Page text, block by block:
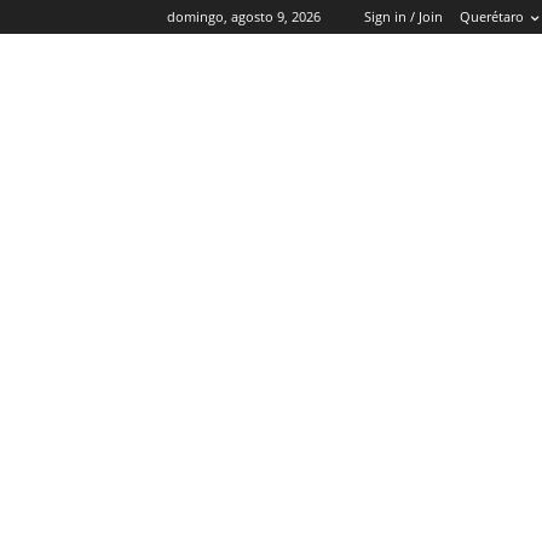
domingo, agosto 9, 2026 Sign in / Join Querétaro